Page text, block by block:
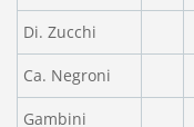
Di. Zucchi
Ca. Negroni
Gambini